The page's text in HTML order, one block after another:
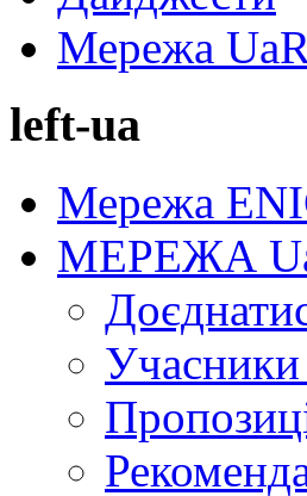
Мережа
left-ua
Мережа
МЕРЕЖА